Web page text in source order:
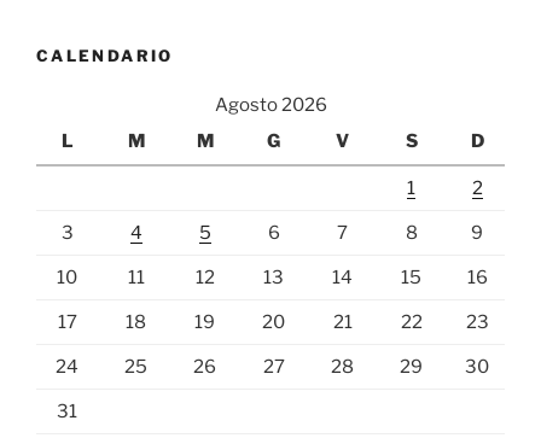
CALENDARIO
Agosto 2026
L
M M G V S D
1 2
3 4 5 6 7 8 9
10 11 12 13 14 15 16
17 18 19 20 21 22 23
24 25 26 27 28 29 30
31